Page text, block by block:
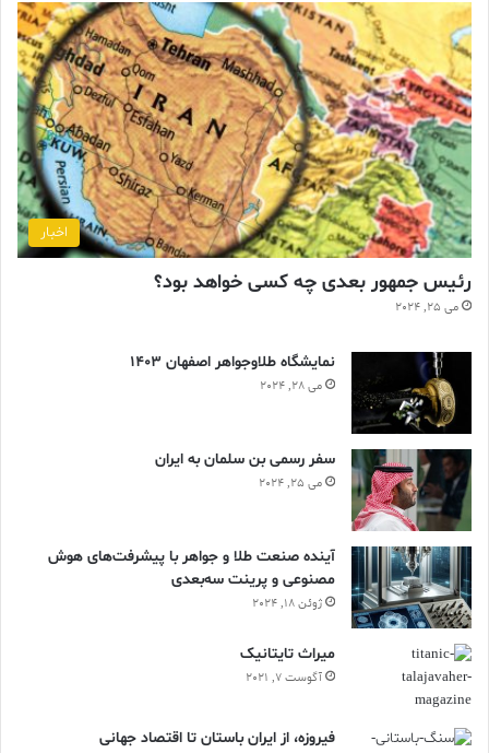
اخبار
رئیس جمهور بعدی چه کسی خواهد بود؟
می 25, 2024
نمایشگاه طلاوجواهر اصفهان 1403
می 28, 2024
سفر رسمی بن سلمان به ایران
می 25, 2024
آینده صنعت طلا و جواهر با پیشرفت‌های هوش
مصنوعی و پرینت سه‌بعدی
ژوئن 18, 2024
ميراث تايتانيک
آگوست 7, 2021
فیروزه، از ایران باستان تا اقتصاد جهانی